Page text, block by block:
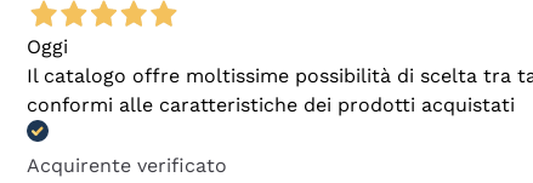
Oggi
Il catalogo offre moltissime possibilità di scelta tra
conformi alle caratteristiche dei prodotti acquistati
Acquirente verificato